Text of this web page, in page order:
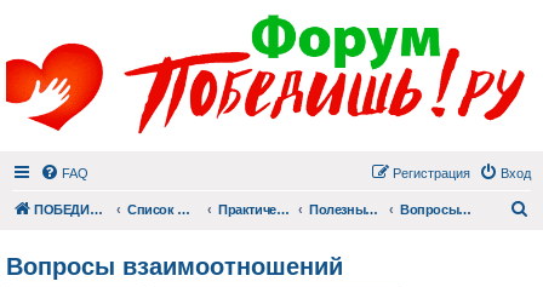
FAQ Вход
Регистрация
ПОБЕДИШЬ.РУ Список форумов Практический раздел Полезные материалы Вопросы взаимоотношений
Вопросы взаимоотношений